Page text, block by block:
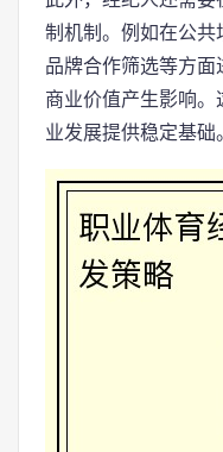
制机制。例如在公
品牌合作筛选等方
商业价值产生影响
业发展提供稳定基础。